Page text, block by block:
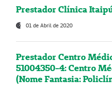
Prestador Clínica
01 de Abril de 2020
Prestador Centro
51004350-4: Centro
(Nome Fantasia: